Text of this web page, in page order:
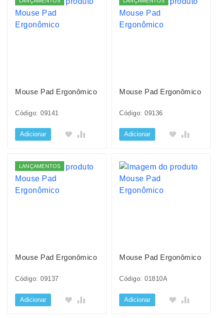
Mouse Pad Ergonômico
Código: 09141
Adicionar
Mouse Pad Ergonômico
Código: 09136
Adicionar
LANÇAMENTOS
Mouse Pad Ergonômico
Código: 09137
Adicionar
Mouse Pad Ergonômico
Código: 01810A
Adicionar